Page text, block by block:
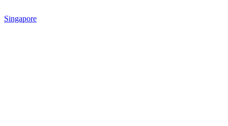
Singapore